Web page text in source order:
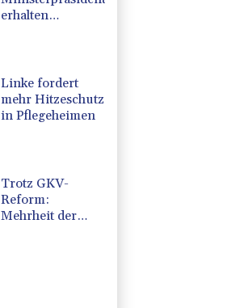
erhalten
Linke fordert
mehr Hitzeschutz
in Pflegeheimen
Trotz GKV-
Reform:
Mehrheit der